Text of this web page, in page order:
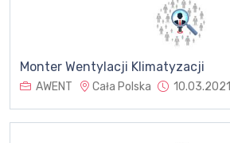
Monter Wentylacji Klimatyzacji
AWENT Cała Polska 10.03.2021